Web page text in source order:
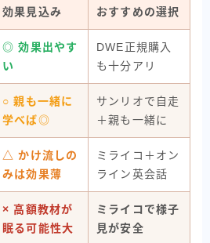
効果見込み おすすめの選択
◎ 効果出やす
い
DWE正規購入
も十分アリ
○ 親も一緒に
学べば◎
サンリオで自走
＋親も一緒に
△ かけ流しの
みは効果薄
ミライコ＋オン
ライン英会話
× 高額教材が
眠る可能性大
ミライコで様子
見が安全